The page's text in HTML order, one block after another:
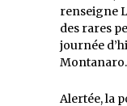
renseigne
des rares
journée
Montanaro.
Alertée, la